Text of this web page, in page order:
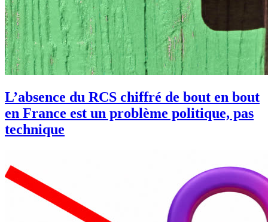
L’absence du RCS chiffré de bout en bout
en France est un problème politique, pas
technique